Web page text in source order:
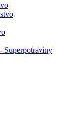
Superpotraviny